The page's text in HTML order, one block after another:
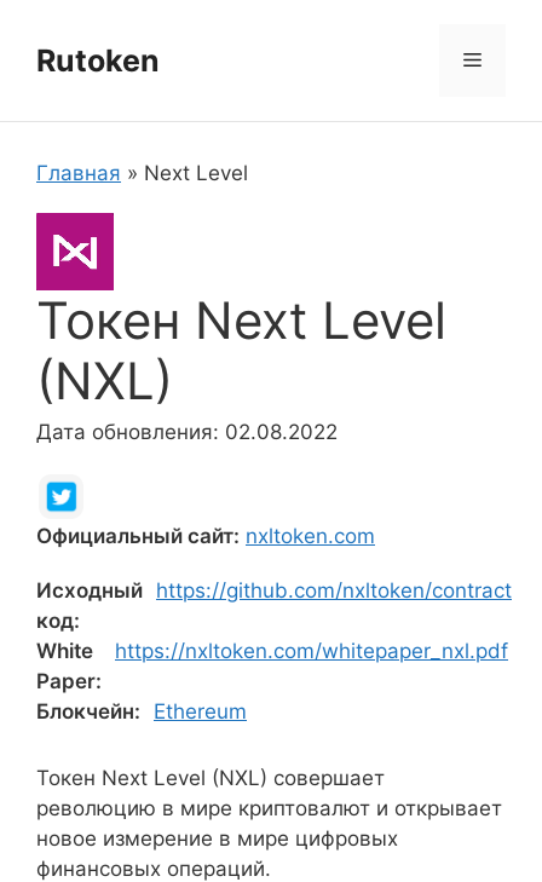
содержимому
Rutoken Меню
Главная » Next Level
Токен Next Level
(NXL)
Дата обновления: 02.08.2022
Официальный сайт: nxltoken.com
Исходный
код:
https://github.com/nxltoken/contract
White
Paper:
https://nxltoken.com/whitepaper_nxl.pdf
Блокчейн: Ethereum
Токен Next Level (NXL) совершает
революцию в мире криптовалют и открывает
новое измерение в мире цифровых
финансовых операций.